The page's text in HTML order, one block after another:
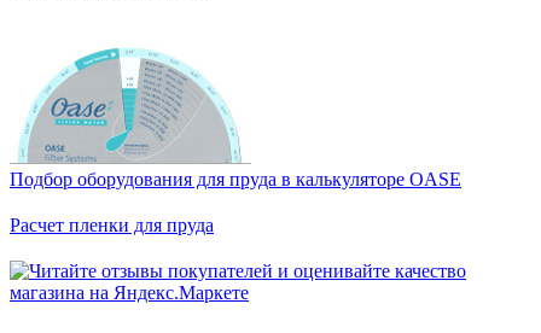
Подбор оборудования для пруда в калькуляторе OASE
Расчет пленки для пруда